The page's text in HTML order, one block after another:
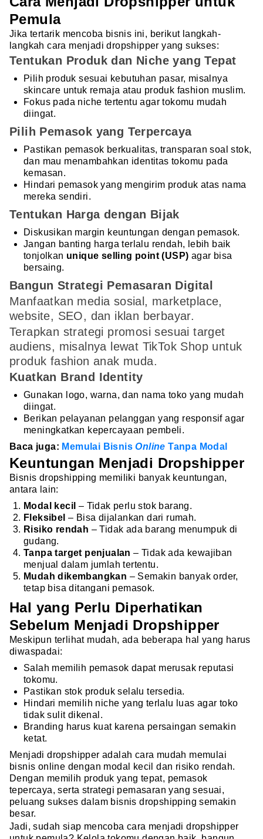
Pemula
Jika tertarik mencoba bisnis ini, berikut langkah-
langkah cara menjadi dropshipper yang sukses:
Tentukan Produk dan Niche yang Tepat
Pilih produk sesuai kebutuhan pasar, misalnya
skincare untuk remaja atau produk fashion muslim.
Fokus pada niche tertentu agar tokomu mudah
diingat.
Pilih Pemasok yang Terpercaya
Pastikan pemasok berkualitas, transparan soal stok,
dan mau menambahkan identitas tokomu pada
kemasan.
Hindari pemasok yang mengirim produk atas nama
mereka sendiri.
Tentukan Harga dengan Bijak
Diskusikan margin keuntungan dengan pemasok.
Jangan banting harga terlalu rendah, lebih baik
tonjolkan unique selling point (USP) agar bisa
bersaing.
Bangun Strategi Pemasaran Digital
Manfaatkan media sosial, marketplace,
website, SEO, dan iklan berbayar.
Terapkan strategi promosi sesuai target
audiens, misalnya lewat TikTok Shop untuk
produk fashion anak muda.
Kuatkan Brand Identity
Gunakan logo, warna, dan nama toko yang mudah
diingat.
Berikan pelayanan pelanggan yang responsif agar
meningkatkan kepercayaan pembeli.
Baca juga: Memulai BisnisOnlineTanpa Modal
Keuntungan Menjadi Dropshipper
Bisnis dropshipping memiliki banyak keuntungan,
antara lain:
Modal kecil – Tidak perlu stok barang.
Fleksibel – Bisa dijalankan dari rumah.
Risiko rendah – Tidak ada barang menumpuk di
gudang.
Tanpa target penjualan – Tidak ada kewajiban
menjual dalam jumlah tertentu.
Mudah dikembangkan – Semakin banyak order,
tetap bisa ditangani pemasok.
Hal yang Perlu Diperhatikan
Sebelum Menjadi Dropshipper
Meskipun terlihat mudah, ada beberapa hal yang harus
diwaspadai:
Salah memilih pemasok dapat merusak reputasi
tokomu.
Pastikan stok produk selalu tersedia.
Hindari memilih niche yang terlalu luas agar toko
tidak sulit dikenal.
Branding harus kuat karena persaingan semakin
ketat.
Menjadi dropshipper adalah cara mudah memulai
bisnis online dengan modal kecil dan risiko rendah.
Dengan memilih produk yang tepat, pemasok
tepercaya, serta strategi pemasaran yang sesuai,
peluang sukses dalam bisnis dropshipping semakin
besar.
Jadi, sudah siap mencoba cara menjadi dropshipper